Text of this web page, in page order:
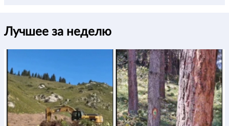
Лучшее за неделю